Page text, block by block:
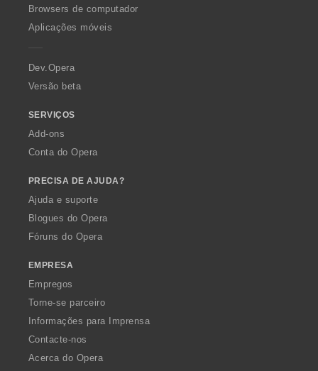
O
p
a
Browsers de computador
Aplicações móveis
Dev.Opera
Versão beta
SERVIÇOS
Add-ons
Conta do Opera
PRECISA DE AJUDA?
Ajuda e suporte
Blogues do Opera
Fóruns do Opera
EMPRESA
Empregos
Torne-se parceiro
Informações para Imprensa
Contacte-nos
Acerca do Opera